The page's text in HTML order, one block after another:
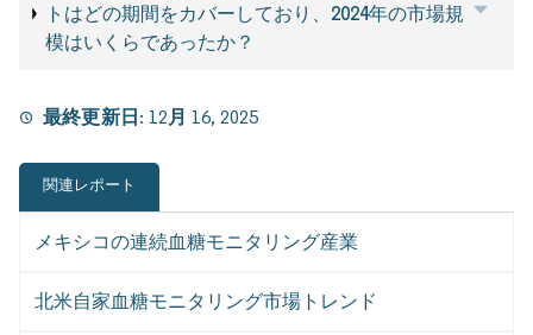
トはどの期間をカバーしており、2024年の市場規
模はいくらであったか？
最終更新日: 12月 16, 2025
関連レポート
メキシコの連続血糖モニタリング産業
北米自家血糖モニタリング市場トレンド